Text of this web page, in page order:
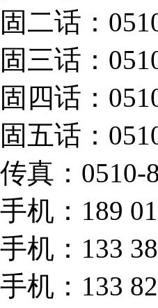
固二话：
固三话：
固四话：
固五话：
传真：0510-
手机：189
手机：133
手机：133